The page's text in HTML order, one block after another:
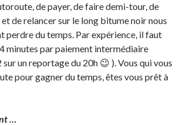
de payer, de faire demi-tour, de
de relancer sur le long bitume noir nous
du temps. Par expérience, il faut
minutes par paiement intermédiaire
un reportage du 20h 😉 ). Vous qui vous
pour gagner du temps, êtes vous prêt à
…